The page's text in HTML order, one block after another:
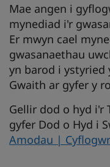
Mae angen i
mynediad i'r
Er mwyn cael
gwasanaethau
yn barod i ystyried
Gwaith ar gyfer y
Gellir dod o hyd i'r
gyfer Dod o Hyd i
Amodau |